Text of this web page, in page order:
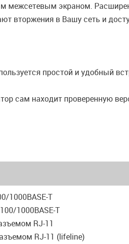
межсетевым экраном.
вторжения в Вашу сеть и
простой и удобный
сам находит проверенную
1000BASE-T
1000BASE-T
RJ-11
RJ-11 (lifeline)